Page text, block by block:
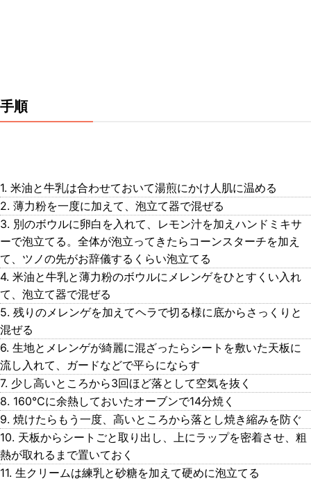
手順
1. 米油と牛乳は合わせておいて湯煎にかけ人肌に温める
2. 薄力粉を一度に加えて、泡立て器で混ぜる
3. 別のボウルに卵白を入れて、レモン汁を加えハンドミキサ
ーで泡立てる。全体が泡立ってきたらコーンスターチを加え
て、ツノの先がお辞儀するくらい泡立てる
4. 米油と牛乳と薄力粉のボウルにメレンゲをひとすくい入れ
て、泡立て器で混ぜる
5. 残りのメレンゲを加えてヘラで切る様に底からさっくりと
混ぜる
6. 生地とメレンゲが綺麗に混ざったらシートを敷いた天板に
流し入れて、ガードなどで平らにならす
7. 少し高いところから3回ほど落として空気を抜く
8. 160℃に余熱しておいたオーブンで14分焼く
9. 焼けたらもう一度、高いところから落とし焼き縮みを防ぐ
10. 天板からシートごと取り出し、上にラップを密着させ、粗
熱が取れるまで置いておく
11. 生クリームは練乳と砂糖を加えて硬めに泡立てる